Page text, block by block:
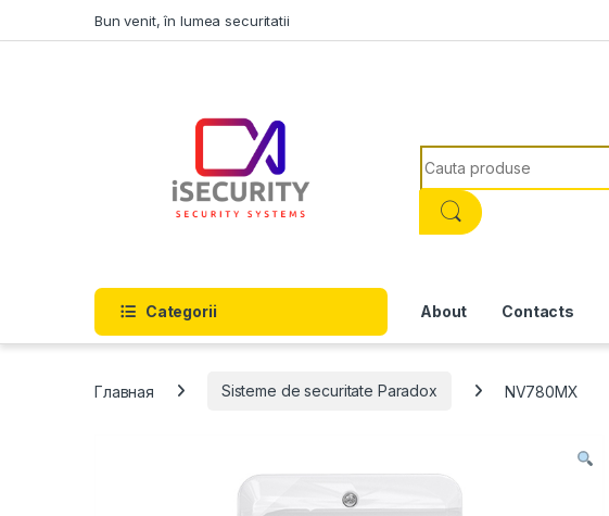
Bun venit, în lumea securitatii
Search for:
Categorii About Contacts
Главная Sisteme de securitate Paradox NV780MX